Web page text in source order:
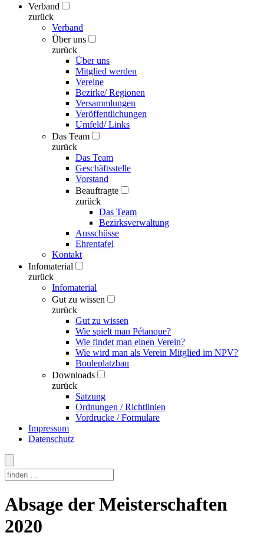
Verband
zurück
Verband
Über uns
zurück
Über uns
Mitglied werden
Vereine
Bezirke/ Regionen
Versammlungen
Veröffentlichungen
Umfeld/ Links
Das Team
zurück
Das Team
Geschäftsstelle
Vorstand
Beauftragte
zurück
Das Team
Bezirksverwaltung
Ausschüsse
Ehrentafel
Kontakt
Infomaterial
zurück
Infomaterial
Gut zu wissen
zurück
Gut zu wissen
Wie spielt man Pétanque?
Wie findet man einen Verein?
Wie wird man als Verein Mitglied im NPV?
Bouleplatzbau
Downloads
zurück
Satzung
Ordnungen / Richtlinien
Vordrucke / Formulare
Impressum
Datenschutz
Skip
to
content
Absage der Meisterschaften
2020